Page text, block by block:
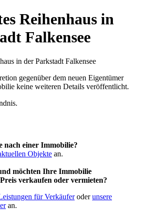
Reihenhaus in
Falkensee
gegenüber dem neuen Eigentümer
keine weiteren Details veröffentlicht.
nach einer Immobilie?
Objekte an.
möchten Ihre Immobilie
verkaufen oder vermieten?
für Verkäuferoderunsere
an.